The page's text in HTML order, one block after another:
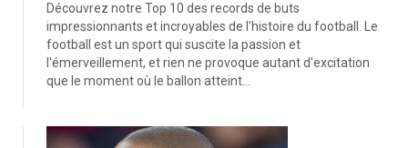
Découvrez notre Top 10 des records de buts
impressionnants et incroyables de l'histoire du football. Le
football est un sport qui suscite la passion et
l'émerveillement, et rien ne provoque autant d'excitation
que le moment où le ballon atteint...